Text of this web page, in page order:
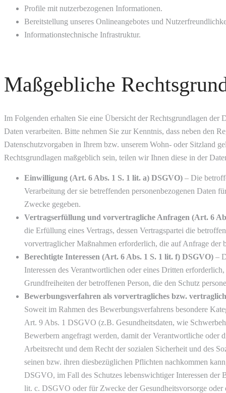
Profile mit nutzerbezogenen Informationen.
Bereitstellung unseres Onlineangebotes und
Informationstechnische Infrastruktur.
Maßgebliche
Im Folgenden erhalten Sie eine Übersicht der Rechtsgrundlagen
Daten verarbeiten. Bitte nehmen Sie zur Kenntnis, dass neben den
Datenschutzvorgaben in Ihrem bzw. unserem Wohn- oder Sitzland
Rechtsgrundlagen maßgeblich sein, teilen wir Ihnen diese in der
Einwilligung (Art. 6 Abs. 1 S. 1 lit. a) DSGVO) – Die
Verarbeitung der sie betreffenden personenbezogenen Daten
Zwecke gegeben.
Vertragserfüllung und vorvertragliche Anfragen (Art. 6
die Erfüllung eines Vertrags, dessen Vertragspartei die
vorvertraglicher Maßnahmen erforderlich, die auf Anfrage der
Berechtigte Interessen (Art. 6 Abs. 1 S. 1 lit. f) DSGVO) –
Interessen des Verantwortlichen oder eines Dritten
Grundfreiheiten der betroffenen Person, die den Schutz
Bewerbungsverfahren als vorvertragliches bzw.
Soweit im Rahmen des Bewerbungsverfahrens besondere
Art. 9 Abs. 1 DSGVO (z.B. Gesundheitsdaten, wie
Bewerbern angefragt werden, damit der Verantwortliche oder
Arbeitsrecht und dem Recht der sozialen Sicherheit und des
seinen bzw. ihren diesbezüglichen Pflichten nachkommen
DSGVO, im Fall des Schutzes lebenswichtiger Interessen der
lit. c. DSGVO oder für Zwecke der Gesundheitsvorsorge